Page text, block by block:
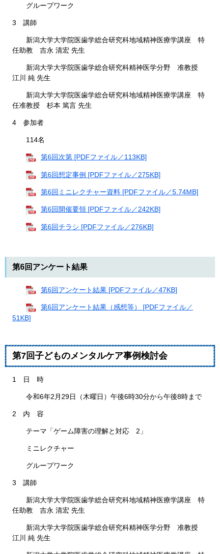
グループワーク
3 講師
新潟大学大学院医歯学総合研究科地域精神医療学講座 特
任助教 吉永 清宏 先生
新潟大学大学院医歯学総合研究科精神医学分野 准教授
江川 純 先生
新潟大学大学院医歯学総合研究科地域精神医療学講座 特
任准教授 杉本 篤言 先生
4 参加者
114名
第6回次第 [PDFファイル／113KB]
第6回想定事例 [PDFファイル／275KB]
第6回ミニレクチャー資料 [PDFファイル／5.74MB]
第6回開催要領 [PDFファイル／242KB]
第6回チラシ [PDFファイル／276KB]
第6回アンケート結果
第6回アンケート結果 [PDFファイル／47KB]
第6回アンケート結果（感想等） [PDFファイル／
51KB]
第7回子どものメンタルケア事例検討会
1 日 時
令和6年2月29日（木曜日）午後6時30分から午後8時まで
2 内 容
テーマ「ゲーム障害の理解と対応 2」
ミニレクチャー
グループワーク
3 講師
新潟大学大学院医歯学総合研究科地域精神医療学講座 特
任助教 吉永 清宏 先生
新潟大学大学院医歯学総合研究科精神医学分野 准教授
江川 純 先生